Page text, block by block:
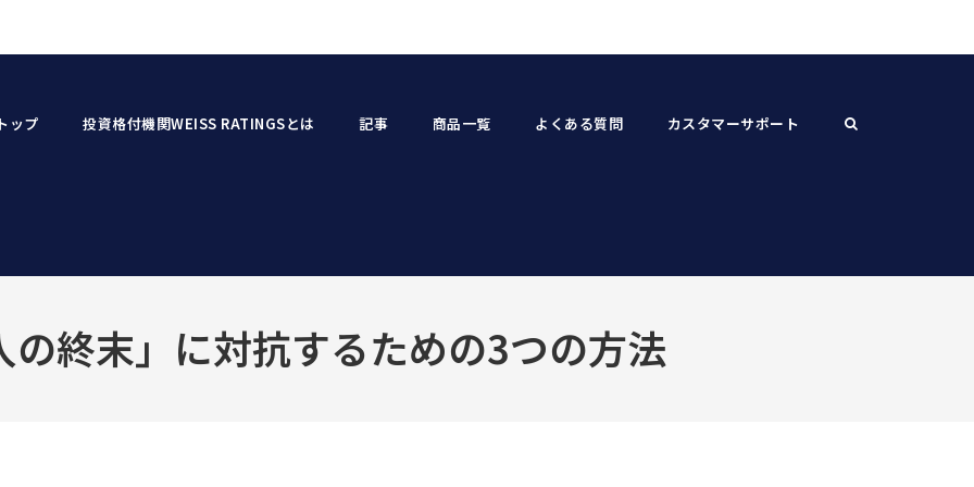
ップ 投資格付機関WEISS RATINGSとは 記事 商品一覧 よくある質問 カスタマーサポート
の終末」に対抗するための3つの方法